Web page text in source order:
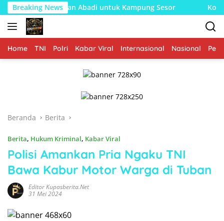
Langsung
ke
konten
Breaking News
Abadi untuk Kampung Sesor Kolaborasi Lanud
Home TNI Polri Kabar Viral Internasional Nasional
Beranda Berita
Berita, Hukum Kriminal, Kabar Viral
Polisi Amankan Pria Ngaku TNI
Bawa Kabur Motor Warga di Tuban
Editor Kupasberita.net
31 Mei 2024